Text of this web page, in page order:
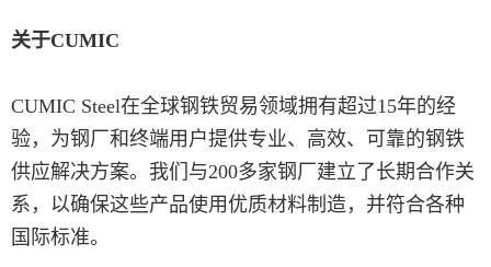
关于CUMIC
CUMIC Steel在全球钢铁贸易领域拥有超过15年的经
验，为钢厂和终端用户提供专业、高效、可靠的钢铁
供应解决方案。我们与200多家钢厂建立了长期合作关
系，以确保这些产品使用优质材料制造，并符合各种
国际标准。